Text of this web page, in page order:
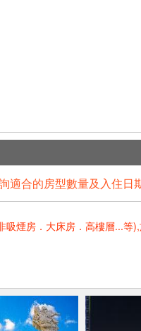
適合的房型數量及入住日
煙房．大床房．高樓層...等